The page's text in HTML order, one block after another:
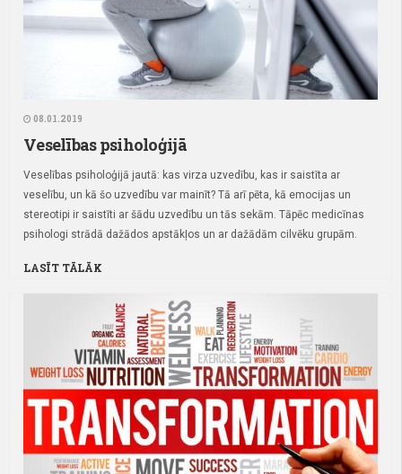
08.01.2019
Veselības psiholoģijā
Veselības psiholoģijā jautā: kas virza uzvedību, kas ir saistīta ar
veselību, un kā šo uzvedību var mainīt? Tā arī pēta, kā emocijas un
stereotipi ir saistīti ar šādu uzvedību un tās sekām. Tāpēc medicīnas
psihologi strādā dažādos apstākļos un ar dažādām cilvēku grupām.
LASĪT TĀLĀK